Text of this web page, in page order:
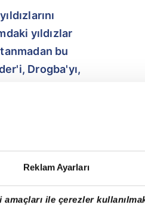
Reklam Ayarları
ile çerezler
yıldızlar
bu
Drogba'yı,
Anelka